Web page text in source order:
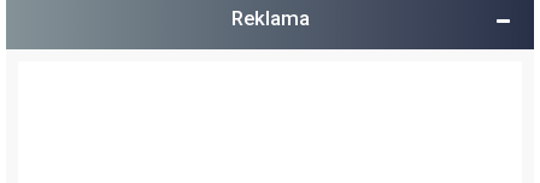
Reklama